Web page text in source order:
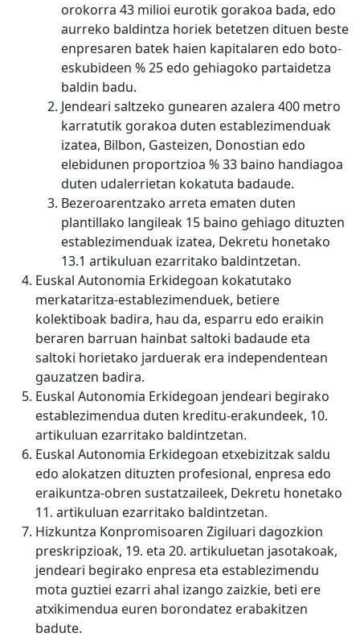
orokorra 43 milioi eurotik gorakoa bada, edo
aurreko baldintza horiek betetzen dituen beste
enpresaren batek haien kapitalaren edo boto-
eskubideen % 25 edo gehiagoko partaidetza
baldin badu.
Jendeari saltzeko gunearen azalera 400 metro
karratutik gorakoa duten establezimenduak
izatea, Bilbon, Gasteizen, Donostian edo
elebidunen proportzioa % 33 baino handiagoa
duten udalerrietan kokatuta badaude.
Bezeroarentzako arreta ematen duten
plantillako langileak 15 baino gehiago dituzten
establezimenduak izatea, Dekretu honetako
13.1 artikuluan ezarritako baldintzetan.
Euskal Autonomia Erkidegoan kokatutako
merkataritza-establezimenduek, betiere
kolektiboak badira, hau da, esparru edo eraikin
beraren barruan hainbat saltoki badaude eta
saltoki horietako jarduerak era independentean
gauzatzen badira.
Euskal Autonomia Erkidegoan jendeari begirako
establezimendua duten kreditu-erakundeek, 10.
artikuluan ezarritako baldintzetan.
Euskal Autonomia Erkidegoan etxebizitzak saldu
edo alokatzen dituzten profesional, enpresa edo
eraikuntza-obren sustatzaileek, Dekretu honetako
11. artikuluan ezarritako baldintzetan.
Hizkuntza Konpromisoaren Zigiluari dagozkion
preskripzioak, 19. eta 20. artikuluetan jasotakoak,
jendeari begirako enpresa eta establezimendu
mota guztiei ezarri ahal izango zaizkie, beti ere
atxikimendua euren borondatez erabakitzen
badute.